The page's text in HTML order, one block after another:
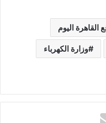
القاهرة اليوم
وزارة الكهرباء